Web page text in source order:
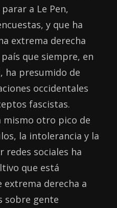
a Le Pen,
y que ha
extrema derecha
que siempre, en
ha presumido de
occidentales
fascistas.
mismo otro pico de
la intolerancia y la
redes sociales ha
que está
extrema derecha a
sobre gente